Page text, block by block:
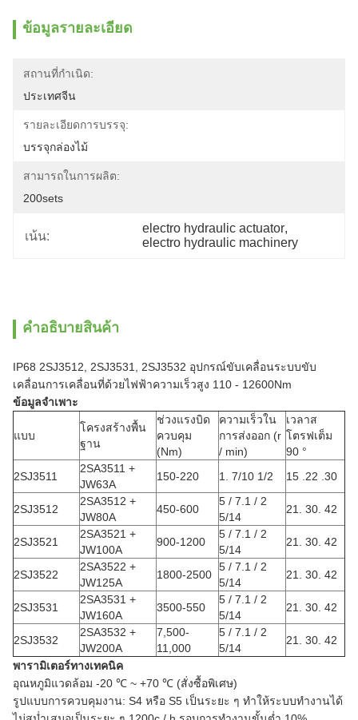
ข้อมูลรายละเอียด
สถานที่กำเนิด:
ประเทศจีน
รายละเอียดการบรรจุ:
บรรจุกล่องไม้
สามารถในการผลิต:
200sets
เน้น:
electro hydraulic actuator,
electro hydraulic machinery
คําอธิบายสินค้า
IP68 2SJ3512, 2SJ3531, 2SJ3532 อุปกรณ์ขับเคลื่อนระบบขับ
เคลื่อนการเคลื่อนที่ด้วยไฟฟ้าความเร็วสูง 110 - 12600Nm
ข้อมูลจำเพาะ
แบบ
โครงสร้างพื้น
ฐาน
ช่วงแรงบิด
ควบคุม
(Nm)
ความเร็วใน
การส่งออก (r
/ min)
เวลาส
โตรฟเต็ม
90 °
2SJ3511
2SA3511 +
JW63A
150-220 1. 7/10 1/2 15 .22 .30
2SJ3512
2SA3512 +
JW80A
450-600
5 / 7.1 / 2
5/14
21. 30. 42
2SJ3521
2SA3521 +
JW100A
900-1200
5 / 7.1 / 2
5/14
21. 30. 42
2SJ3522
2SA3522 +
JW125A
1800-2500
5 / 7.1 / 2
5/14
21. 30. 42
2SJ3531
2SA3531 +
JW160A
3500-550
5 / 7.1 / 2
5/14
21. 30. 42
2SJ3532
2SA3532 +
JW200A
7,500-
11,000
5 / 7.1 / 2
5/14
21. 30. 42
พารามิเตอร์ทางเทคนิค
อุณหภูมิแวดล้อม -20 ℃ ~ +70 ℃ (สั่งซื้อพิเศษ)
รูปแบบการควบคุมงาน: S4 หรือ S5 เป็นระยะ ๆ ทำให้ระบบทำงานได้